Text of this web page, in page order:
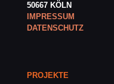
50667 KÖLN
IMPRESSUM
DATENSCHUTZ
PROJEKTE